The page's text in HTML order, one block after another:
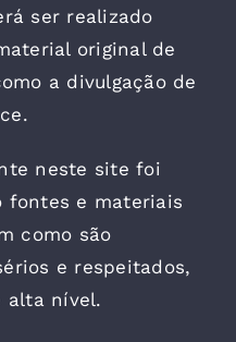
ser realizado
original de
a divulgação de
neste site foi
fontes e materiais
como são
e respeitados,
alta nível.